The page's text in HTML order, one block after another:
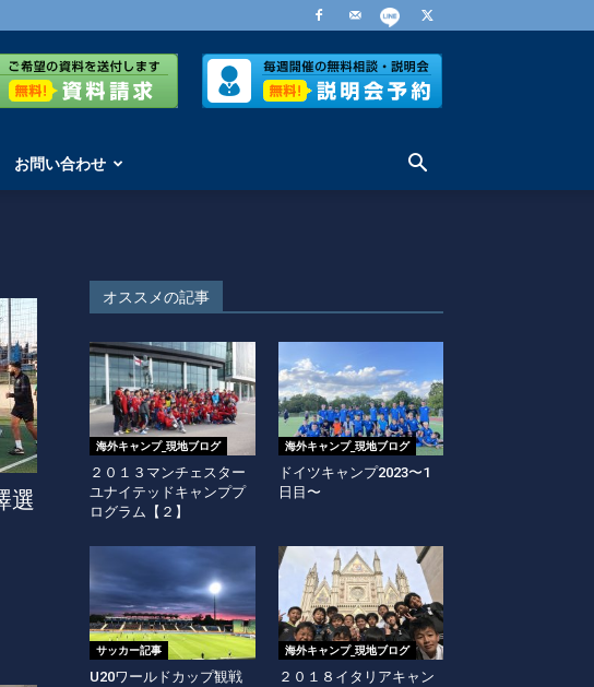
お問い合わせ
選
オススメの記事
海外キャンプ_現地ブログ
２０１３マンチェスター
ユナイテッドキャンププ
ログラム【２】
海外キャンプ_現地ブログ
ドイツキャンプ2023〜1
日目〜
サッカー記事
U20ワールドカップ観戦
海外キャンプ_現地ブログ
２０１８イタリアキャン